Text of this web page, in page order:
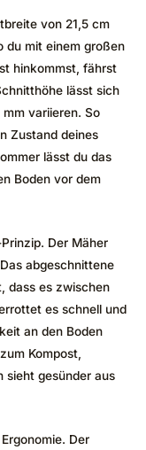
von 21,5 cm
du mit einem großen
hinkommst, fährst
lässt sich
variieren. So
Zustand deines
lässt du das
Boden vor dem
Der Mäher
abgeschnittene
dass es zwischen
es schnell und
an den Boden
Kompost,
sieht gesünder aus
Der